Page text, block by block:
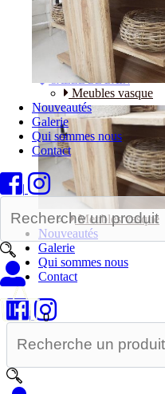
Meubles vasque
Nouveautés
Galerie
Qui sommes nous
Contact
|
0
Bureaux
SALLE DE BAIN
Meubles vasque
Nouveautés
Galerie
Qui sommes nous
Contact
|